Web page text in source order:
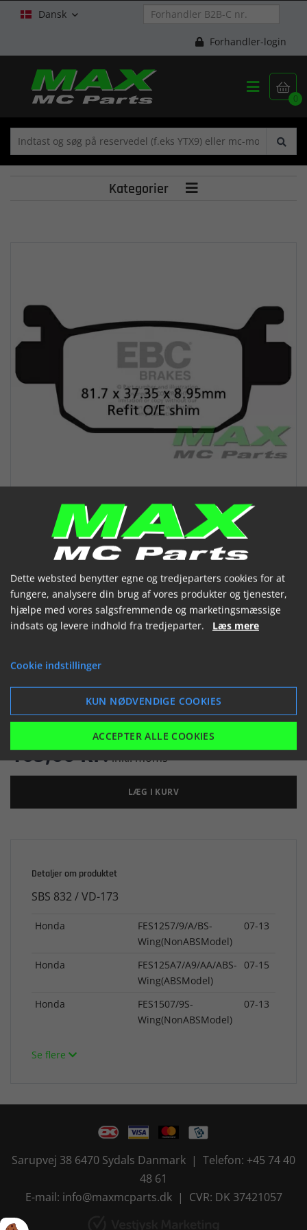
Dansk 
Forhandler-login

0

Kategorier 
EBC Scooter Disc pad set SFA415
(SFA415)
 

165,66 kr.inkl. moms
LÆG I KURV
Detaljer om produktet
SBS 832 / VD-173
Honda
FES1257/9/A/BS-
Wing(NonABSModel)
07-13
Honda
FES125A7/A9/AA/ABS-
Wing(ABSModel)
07-15
Honda
FES1507/9S-
Wing(NonABSModel)
07-13
Se flere
Sarupvej 38 6470 Sydals Danmark | Telefon: +45 74 40
48 61
E-mail: info@maxmcparts.dk | CVR: DK 37421057
Dette websted benytter egne og tredjeparters cookies for at
fungere, analysere din brug af vores produkter og tjenester,
hjælpe med vores salgsfremmende og marketingsmæssige
indsats og levere indhold fra tredjeparter. Læs mere
Cookie indstillinger
KUN NØDVENDIGE COOKIES
ACCEPTER ALLE COOKIES